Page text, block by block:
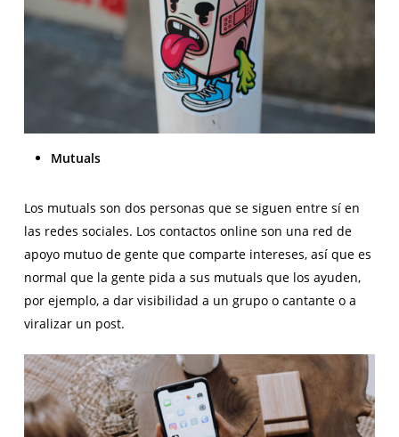
Mutuals
Los mutuals son dos personas que se siguen entre sí en
las redes sociales. Los contactos online son una red de
apoyo mutuo de gente que comparte intereses, así que es
normal que la gente pida a sus mutuals que los ayuden,
por ejemplo, a dar visibilidad a un grupo o cantante o a
viralizar un post.